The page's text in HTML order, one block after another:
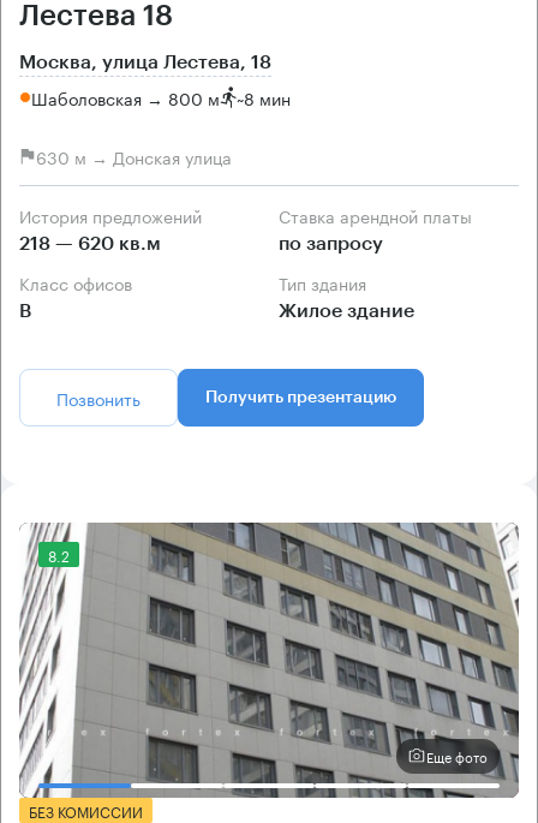
Лестева 18
Москва, улица Лестева, 18
Шаболовская → 800 м ~8 мин
630 м → Донская улица
История предложений
218 — 620 кв.м
Ставка арендной платы
по запросу
Класс офисов
B
Тип здания
Жилое здание
Позвонить Получить презентацию
8.2
Еще фото
БЕЗ КОМИССИИ